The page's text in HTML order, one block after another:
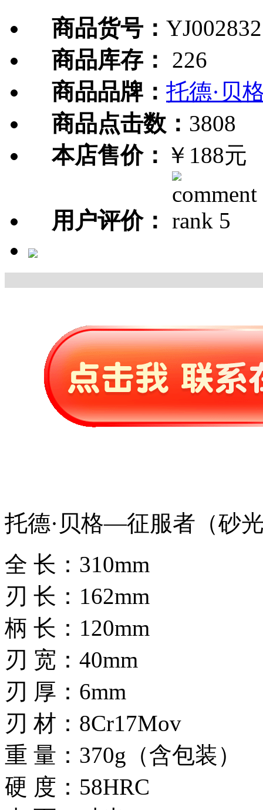
商品货号： YJ002832
商品库存：
226
商品品牌： 托德·贝
商品点击数： 3808
本店售价： ￥188元
用户评价：
托德·贝格—征服者（砂
全 长：310mm
刃 长：162mm
柄 长：120mm
刃 宽：40mm
刃 厚：6mm
刃 材：8Cr17Mov
重 量：370g（含包装）
硬 度：58HRC